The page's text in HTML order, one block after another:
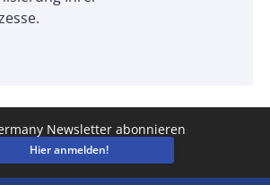
Newsletter abonnieren
Hier anmelden!